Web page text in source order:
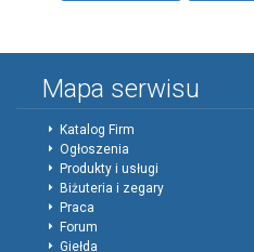
Mapa serwisu
Katalog Firm
Ogłoszenia
Produkty i usługi
Biżuteria i zegary
Praca
Forum
Giełda